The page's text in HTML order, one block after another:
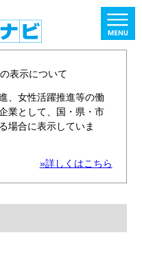
表示について
、女性活躍推進等の働
業として、国・県・市
場合に表示していま
»詳しくはこちら